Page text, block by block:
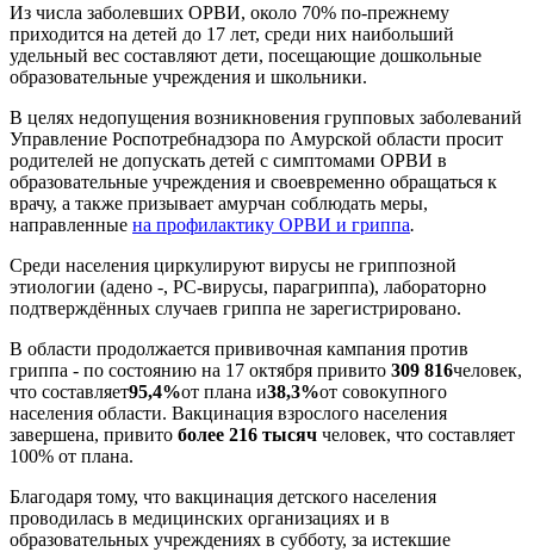
Из числа заболевших ОРВИ, около 70% по-прежнему
приходится на детей до 17 лет, среди них наибольший
удельный вес составляют дети, посещающие дошкольные
образовательные учреждения и школьники.
В целях недопущения возникновения групповых заболеваний
Управление Роспотребнадзора по Амурской области просит
родителей не допускать детей с симптомами ОРВИ в
образовательные учреждения и своевременно обращаться к
врачу, а также призывает амурчан соблюдать меры,
направленные на профилактику ОРВИ и гриппа.
Среди населения циркулируют вирусы не гриппозной
этиологии (адено -, РС-вирусы, парагриппа), лабораторно
подтверждённых случаев гриппа не зарегистрировано.
В области продолжается прививочная кампания против
гриппа - по состоянию на 17 октября привито 309 816человек,
что составляет95,4%от плана и38,3%от совокупного
населения области. Вакцинация взрослого населения
завершена, привито более 216 тысяч человек, что составляет
100% от плана.
Благодаря тому, что вакцинация детского населения
проводилась в медицинских организациях и в
образовательных учреждениях в субботу, за истекшие